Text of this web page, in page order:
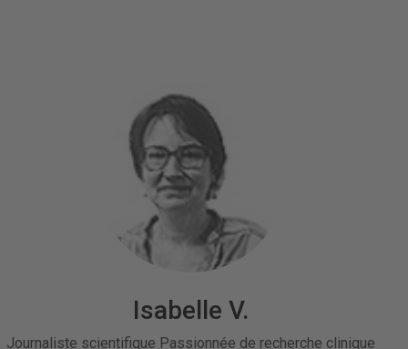
Isabelle V.
Journaliste scientifique Passionnée de recherche clinique